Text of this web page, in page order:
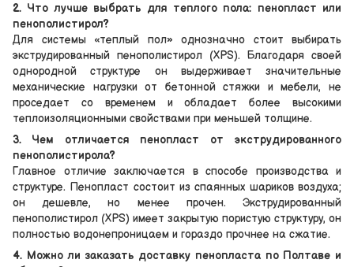
2. Что лучше выбрать для теплого пола: пенопласт или
пенополистирол?
Для системы «теплый пол» однозначно стоит выбирать
экструдированный пенополистирол (XPS). Благодаря своей
однородной структуре он выдерживает значительные
механические нагрузки от бетонной стяжки и мебели, не
проседает со временем и обладает более высокими
теплоизоляционными свойствами при меньшей толщине.
3. Чем отличается пенопласт от экструдированного
пенополистирола?
Главное отличие заключается в способе производства и
структуре. Пенопласт состоит из спаянных шариков воздуха;
он дешевле, но менее прочен. Экструдированный
пенополистирол (XPS) имеет закрытую пористую структуру, он
полностью водонепроницаем и гораздо прочнее на сжатие.
4. Можно ли заказать доставку пенопласта по Полтаве и